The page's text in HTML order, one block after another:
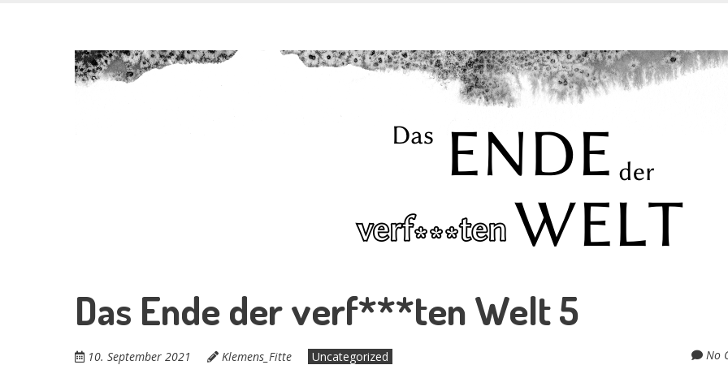
Das Ende der
verf***ten Welt
Skip
to
content
Das Ende der verf***ten Welt 5
10. September 2021 Klemens_Fitte Uncategorized No